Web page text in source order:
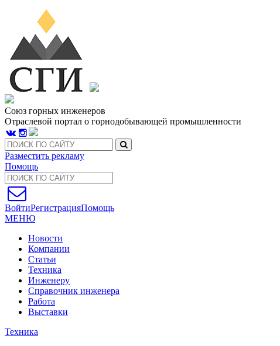
Союз горных инженеров
Отраслевой портал о горнодобывающей промышленности
Разместить рекламу
Помощь
ВойтиРегистрацияПомощь
МЕНЮ
Новости
Компании
Статьи
Техника
Инженеру
Справочник инженера
Работа
Выставки
Техника